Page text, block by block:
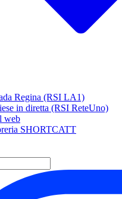
Regina (RSI LA1)
in diretta (RSI ReteUno)
web
SHORTCATT